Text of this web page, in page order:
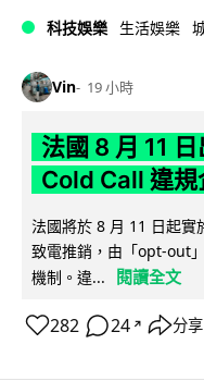
科技娛樂 生活娛樂
Vin 19 小時
法國 8 月 11
Cold Call 違
法國將於 8 月 11 日起實
致電推銷，由「opt-out
機制。違...
閱讀全文
282 24 ↗ 分享